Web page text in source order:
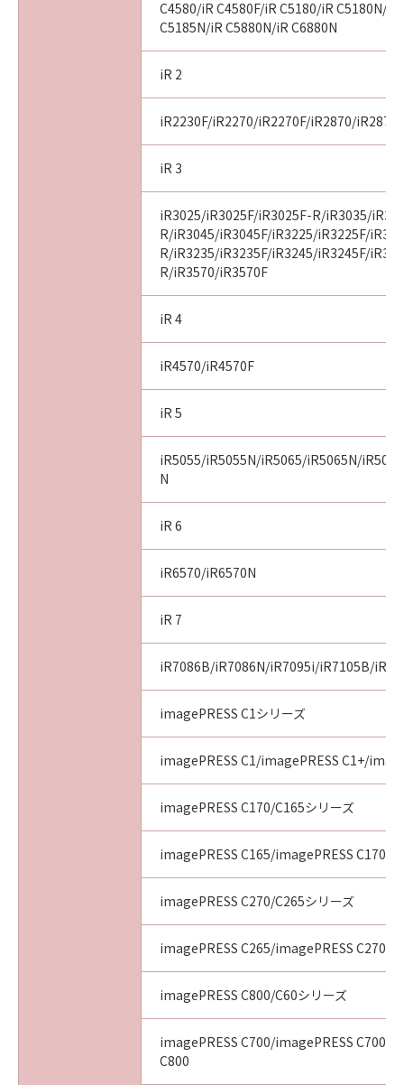
C4580/iR C4580F/iR C5180/iR C5180N/iR
C5185N/iR C5880N/iR C6880N
iR 2
iR2230F/iR2270/iR2270F/iR2870/iR2870F
iR 3
iR3025/iR3025F/iR3025F-R/iR3035/
R/iR3045/iR3045F/iR3225/iR3225F/
R/iR3235/iR3235F/iR3245/iR3245F/
R/iR3570/iR3570F
iR 4
iR4570/iR4570F
iR 5
iR5055/iR5055N/iR5065/iR5065N/
N
iR 6
iR6570/iR6570N
iR 7
iR7086B/iR7086N/iR7095i/iR7105B/
imagePRESS C1シリーズ
imagePRESS C1/imagePRESS C1+/
imagePRESS C170/C165シリーズ
imagePRESS C165/imagePRESS C170
imagePRESS C270/C265シリーズ
imagePRESS C265/imagePRESS C270
imagePRESS C800/C60シリーズ
imagePRESS C700/imagePRESS C700L/
C800